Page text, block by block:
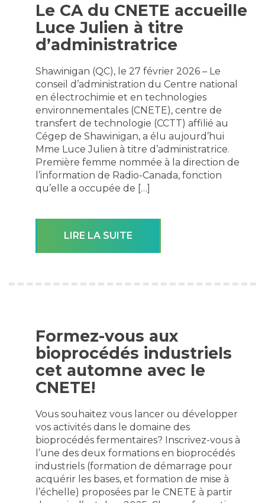
Le CA du CNETE accueille
Luce Julien à titre
d’administratrice
Shawinigan (QC), le 27 février 2026 – Le
conseil d’administration du Centre national
en électrochimie et en technologies
environnementales (CNETE), centre de
transfert de technologie (CCTT) affilié au
Cégep de Shawinigan, a élu aujourd’hui
Mme Luce Julien à titre d’administratrice.
Première femme nommée à la direction de
l’information de Radio-Canada, fonction
qu’elle a occupée de […]
LIRE LA SUITE
Formez-vous aux
bioprocédés industriels
cet automne avec le
CNETE!
Vous souhaitez vous lancer ou développer
vos activités dans le domaine des
bioprocédés fermentaires? Inscrivez-vous à
l’une des deux formations en bioprocédés
industriels (formation de démarrage pour
acquérir les bases, et formation de mise à
l’échelle) proposées par le CNETE à partir